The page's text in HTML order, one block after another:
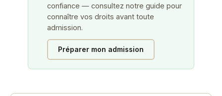
confiance — consultez notre guide pour
connaître vos droits avant toute
admission.
Préparer mon admission